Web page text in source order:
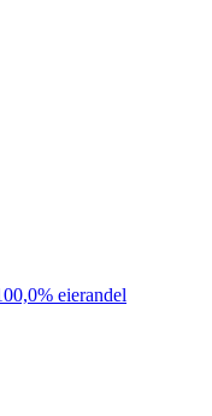
eierandel